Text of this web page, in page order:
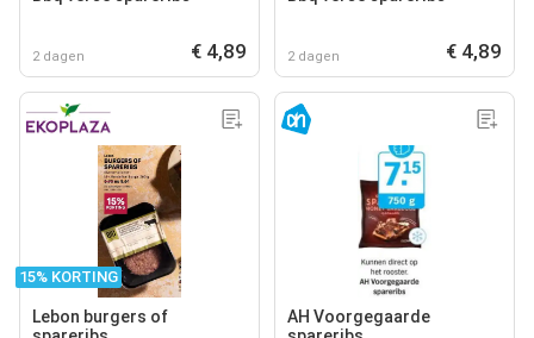
2 dagen € 4,89 2 dagen € 4,89
15% KORTING
Lebon burgers of
AH Voorgegaarde